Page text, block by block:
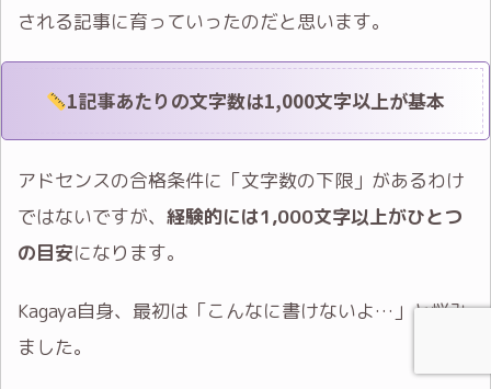
される記事に育っていったのだと思います。
1記事あたりの文字数は1,000文字以上が基本
アドセンスの合格条件に「文字数の下限」があるわけ
ではないですが、 経験的には1,000文字以上がひとつ
の目安になります。
Kagaya自身、最初は「こんなに書けないよ…」と悩み
ました。